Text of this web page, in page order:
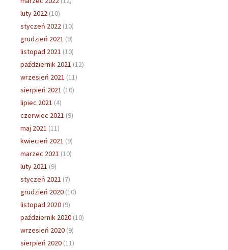
luty 2022 (10)
styczeń 2022 (10)
grudzień 2021 (9)
listopad 2021 (10)
październik 2021 (12)
wrzesień 2021 (11)
sierpień 2021 (10)
lipiec 2021 (4)
czerwiec 2021 (9)
maj 2021 (11)
kwiecień 2021 (9)
marzec 2021 (10)
luty 2021 (9)
styczeń 2021 (7)
grudzień 2020 (10)
listopad 2020 (9)
październik 2020 (10)
wrzesień 2020 (9)
sierpień 2020 (11)